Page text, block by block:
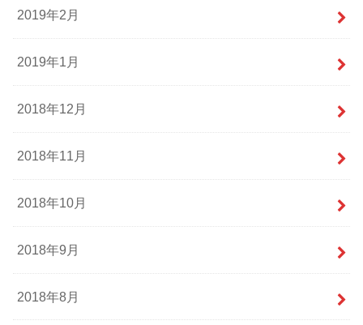
2019年2月
2019年1月
2018年12月
2018年11月
2018年10月
2018年9月
2018年8月